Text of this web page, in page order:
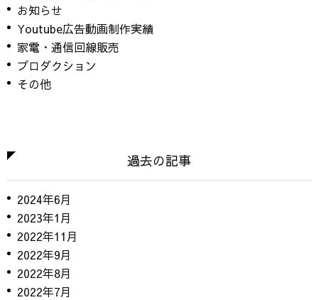
お知らせ
Youtube広告動画制作実績
家電・通信回線販売
プロダクション
その他
過去の記事
2024年6月
2023年1月
2022年11月
2022年9月
2022年8月
2022年7月